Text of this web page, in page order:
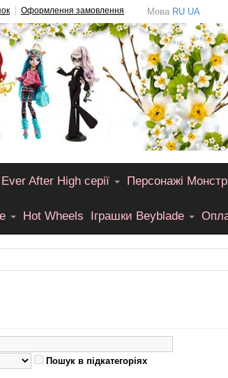
Оформлення замовлення Мова RU UA
Ever After High серії Персонажі
Hot Wheels Іграшки Beyblade
Пошук в підкатегоріях